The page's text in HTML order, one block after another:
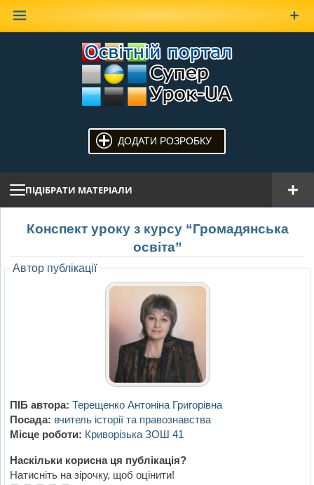
ДОДАТИ РОЗРОБКУ
ПІДІБРАТИ МАТЕРІАЛИ
Конспект уроку з курсу “Громадянська
освіта”
Автор публікації
ПІБ автора: Терещенко Антоніна Григорівна
Посада: вчитель історії та правознавства
Місце роботи: Криворізька ЗОШ 41
Наскільки корисна ця публікація?
Натисніть на зірочку, щоб оцінити!